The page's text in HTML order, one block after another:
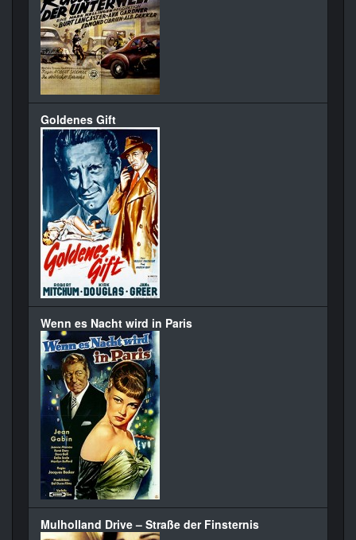
Goldenes Gift
Wenn es Nacht wird in Paris
Mulholland Drive – Straße der Finsternis